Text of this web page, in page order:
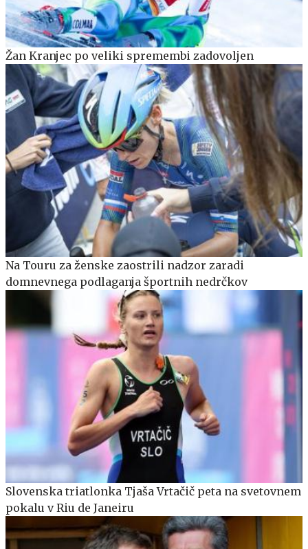
Žan Kranjec po veliki spremembi zadovoljen
Na Touru za ženske zaostrili nadzor zaradi
domnevnega podlaganja športnih nedrčkov
Slovenska triatlonka Tjaša Vrtačič peta na svetovnem
pokalu v Riu de Janeiru